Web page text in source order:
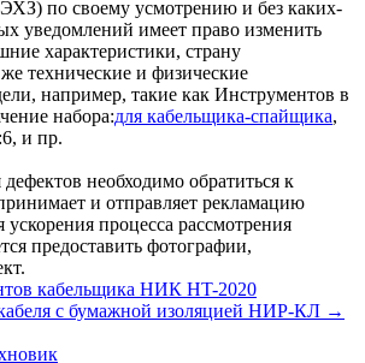
по своему усмотрению и без каких-
уведомлений имеет право изменить
характеристики, страну
технические и физические
например, такие как Инструментов в
набора:для кабельщика-спайщика,
6, и пр.
необходимо обратиться к
и отправляет рекламацию
процесса рассмотрения
предоставить фотографии,
кабельщика НИК HT-2020
с бумажной изоляцией НИР-КЛ →